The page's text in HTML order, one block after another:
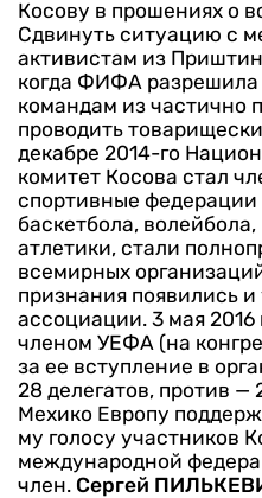
Косову в прошениях о
Сдвинуть ситуацию с
активистам из
когда ФИФА
командам из частично
проводить
декабре 2014-го
комитет Косова стал
спортивные федерации
баскетбола,
атлетики, стали
всемирных
признания появились
ассоциации. 3 мая 2016
членом УЕФА (на
за ее вступление в
28 делегатов, против —
Мехико Европу
му голосу участников
международной
член. Сергей